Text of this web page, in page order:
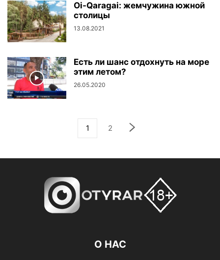
Oi-Qaragai: жемчужина южной
столицы
13.08.2021
Есть ли шанс отдохнуть на море
этим летом?
26.05.2020
1 2
О НАС